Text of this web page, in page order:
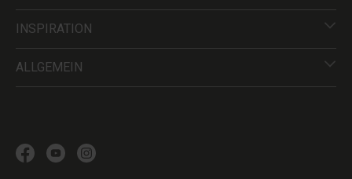
INSPIRATION
ALLGEMEIN